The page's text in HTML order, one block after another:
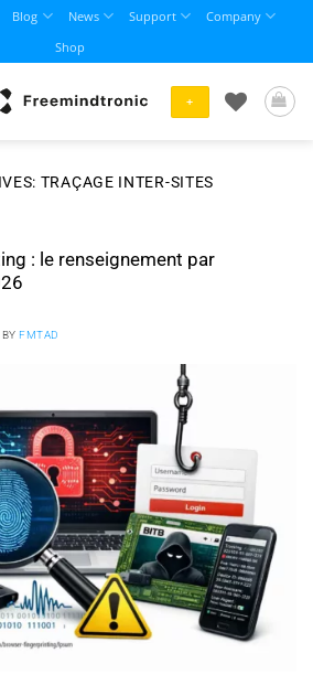
Blog News Support
Company
Shop
+
TRAÇAGE INTER-SITES
: le renseignement par
BYFMTAD